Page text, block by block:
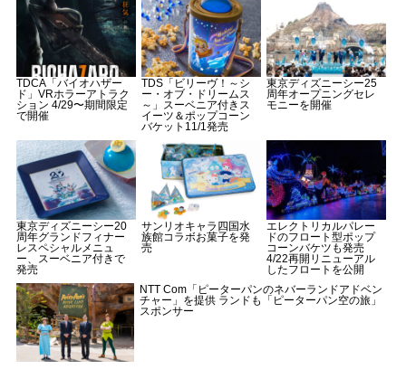
TDCA「バイオハザー
ド」VRホラーアトラク
ション 4/29〜期間限定
で開催
TDS「ビリーヴ！～シ
ー・オブ・ドリームス
～」スーベニア付きス
イーツ＆ポップコーン
バケット11/1発売
東京ディズニーシー25
周年オープニングセレ
モニーを開催
東京ディズニーシー20
周年グランドフィナー
レスペシャルメニュ
ー、スーベニア付きで
発売
サンリオキャラ四国水
族館コラボお菓子を発
売
エレクトリカルパレー
ドのフロート型ポップ
コーンバケツも発売
4/22再開リニューアル
したフロートを公開
NTT Com「ピーターパンのネバーランドアドベン
チャー」を提供 ランドも「ピーターパン空の旅」
スポンサー